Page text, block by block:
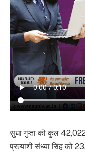
सुधा गुप्ता को कुल 42,022
प्रत्याशी संध्या सिंह को